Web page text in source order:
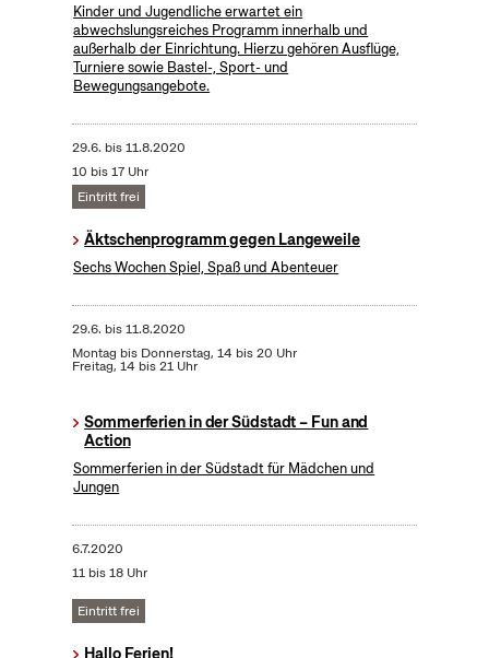
Kinder und Jugendliche erwartet ein
abwechslungsreiches Programm innerhalb und
außerhalb der Einrichtung. Hierzu gehören Ausflüge,
Turniere sowie Bastel-, Sport- und
Bewegungsangebote.
29.6. bis11.8.2020
10 bis 17 Uhr
Eintritt frei
Äktschenprogramm gegen Langeweile
Sechs Wochen Spiel, Spaß und Abenteuer
29.6. bis11.8.2020
Montag bis Donnerstag, 14 bis 20 Uhr
Freitag, 14 bis 21 Uhr
Sommerferien in der Südstadt – Fun and
Action
Sommerferien in der Südstadt für Mädchen und
Jungen
6.7.2020
11 bis 18 Uhr
Eintritt frei
Hallo Ferien!